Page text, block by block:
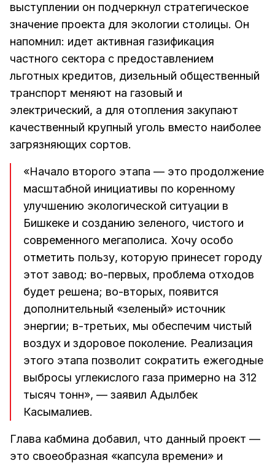
выступлении он подчеркнул стратегическое
значение проекта для экологии столицы. Он
напомнил: идет активная газификация
частного сектора с предоставлением
льготных кредитов, дизельный общественный
транспорт меняют на газовый и
электрический, а для отопления закупают
качественный крупный уголь вместо наиболее
загрязняющих сортов.
«Начало второго этапа — это продолжение
масштабной инициативы по коренному
улучшению экологической ситуации в
Бишкеке и созданию зеленого, чистого и
современного мегаполиса. Хочу особо
отметить пользу, которую принесет городу
этот завод: во-первых, проблема отходов
будет решена; во-вторых, появится
дополнительный «зеленый» источник
энергии; в-третьих, мы обеспечим чистый
воздух и здоровое поколение. Реализация
этого этапа позволит сократить ежегодные
выбросы углекислого газа примерно на 312
тысяч тонн», — заявил Адылбек
Касымалиев.
Глава кабмина добавил, что данный проект —
это своеобразная «капсула времени» и